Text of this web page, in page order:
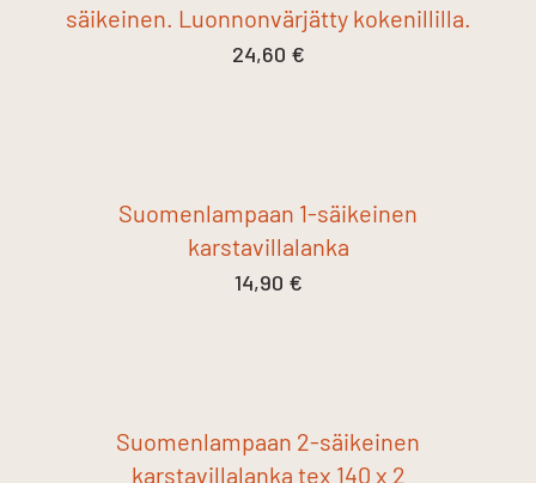
säikeinen. Luonnonvärjätty kokenillilla.
24,60 €
Suomenlampaan 1-säikeinen
karstavillalanka
14,90 €
Suomenlampaan 2-säikeinen
karstavillalanka tex 140 x 2